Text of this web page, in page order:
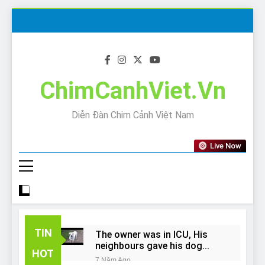
ChimCanhViet.Vn
Diễn Đàn Chim Cảnh Việt Nam
Live Now
TIN
HOT
The owner was in ICU, His
neighbours gave his dog
away!
7 Năm Ago